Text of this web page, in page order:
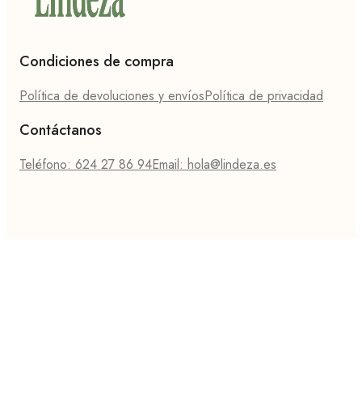
Condiciones de compra
Política de devoluciones y envíosPolítica de privacidad
Contáctanos
Teléfono: 624 27 86 94Email: hola@lindeza.es